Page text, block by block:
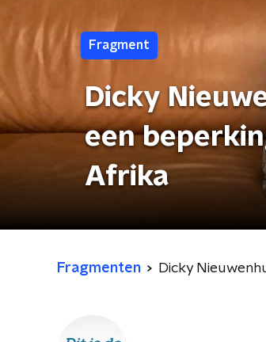
Fragment
Dicky
een
Afrika
Fragmenten Dicky